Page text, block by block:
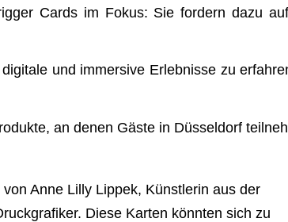
Cards im Fokus: Sie for­dern dazu
und immersive Erleb­nisse zu
an denen Gäste in Düs­sel­dorf
Anne Lilly Lip­pek, Künst­le­rin aus der
Diese Kar­ten könn­ten sich zu